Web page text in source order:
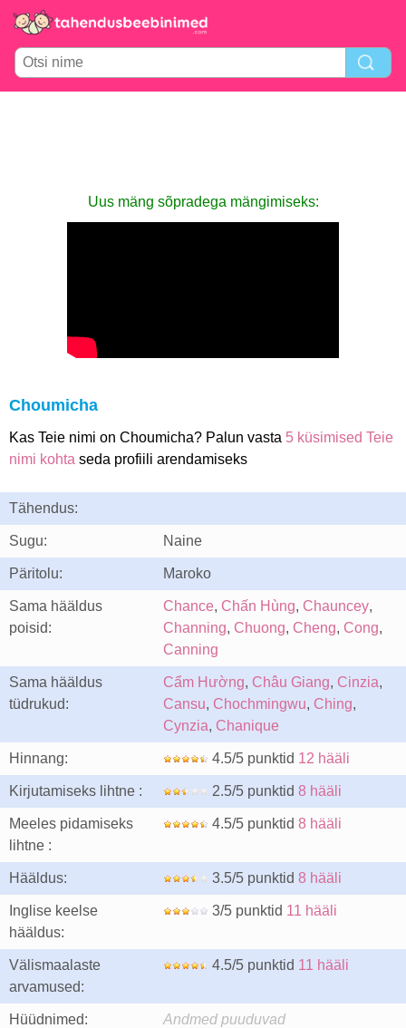
Uus mäng sõpradega mängimiseks:
Choumicha
Kas Teie nimi on Choumicha? Palun vasta 5 küsimised Teie
nimi kohta seda profiili arendamiseks
Tähendus:
Sugu: Naine
Päritolu: Maroko
Sama hääldus
poisid:
Chance, Chấn Hùng, Chauncey,
Channing, Chuong, Cheng, Cong,
Canning
Sama hääldus
tüdrukud:
Cẩm Hường, Châu Giang, Cinzia,
Cansu, Chochmingwu, Ching,
Cynzia, Chanique
Hinnang: 4.5/5 punktid 12 hääli
Kirjutamiseks lihtne : 2.5/5 punktid 8 hääli
Meeles pidamiseks
lihtne :
4.5/5 punktid 8 hääli
Hääldus: 3.5/5 punktid 8 hääli
Inglise keelse
hääldus:
3/5 punktid 11 hääli
Välismaalaste
arvamused:
4.5/5 punktid 11 hääli
Hüüdnimed: Andmed puuduvad